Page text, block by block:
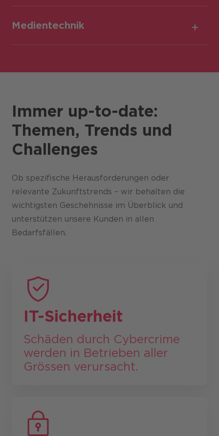
Medientechnik
Immer up-to-date:
Themen, Trends und
Challenges
Ob spezifische Herausforderungen oder
relevante Zukunftstrends – wir behalten die
wichtigsten Geschehnisse im Überblick und
unterstützen unsere Kunden in allen
Bedarfsfällen.
IT-Sicherheit
Schäden durch Cybercrime
werden in Betrieben aller
Grössen verursacht.